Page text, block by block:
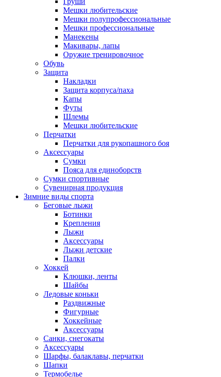
Мешки любительские
Мешки полупрофессиональные
Мешки профессиональные
Манекены
Макивары, лапы
Оружие тренировочное
Обувь
Защита
Накладки
Защита корпуса/паха
Капы
Футы
Шлемы
Мешки любительские
Перчатки
Перчатки для рукопашного боя
Аксессуары
Сумки
Пояса для единоборств
Сумки спортивные
Сувенирная продукция
Зимние виды спорта
Беговые лыжи
Ботинки
Крепления
Лыжи
Аксессуары
Лыжи детские
Палки
Хоккей
Клюшки, ленты
Шайбы
Ледовые коньки
Раздвижные
Фигурные
Хоккейные
Аксессуары
Санки, снегокаты
Аксессуары
Шарфы, балаклавы, перчатки
Шапки
Термобелье